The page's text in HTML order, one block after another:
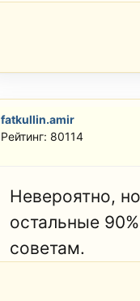
fatkullin.amir
Рейтинг: 80114
Невероятно,
остальные
советам.